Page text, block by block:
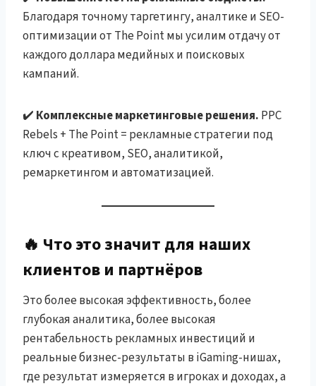
Благодаря точному таргетингу, аналтике и SEO-
оптимизации от The Point мы усилим отдачу от
каждого доллара медийных и поисковых
кампаний.
✔️ Комплексные маркетинговые решения. PPC
Rebels + The Point = рекламные стратегии под
ключ с креативом, SEO, аналитикой,
ремаркетингом и автоматизацией.
🔥 Что это значит для наших
клиентов и партнёров
Это более высокая эффективность, более
глубокая аналитика, более высокая
рентабельность рекламных инвестиций и
реальные бизнес-результаты в iGaming-нишах,
где результат измеряется в игроках и доходах, а